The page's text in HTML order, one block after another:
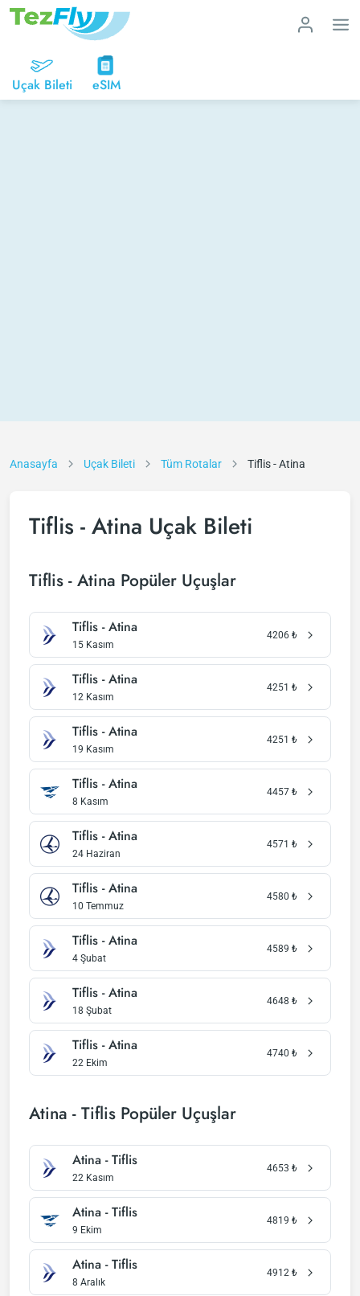
Uçak Bileti eSIM
Anasayfa Uçak Bileti Tüm Rotalar Tiflis - Atina
Tiflis - Atina Uçak Bileti
Tiflis - Atina Popüler Uçuşlar
Tiflis - Atina
15 Kasım
4206 ₺
Tiflis - Atina
12 Kasım
4251 ₺
Tiflis - Atina
19 Kasım
4251 ₺
Tiflis - Atina
8 Kasım
4457 ₺
Tiflis - Atina
24 Haziran
4571 ₺
Tiflis - Atina
10 Temmuz
4580 ₺
Tiflis - Atina
4 Şubat
4589 ₺
Tiflis - Atina
18 Şubat
4648 ₺
Tiflis - Atina
22 Ekim
4740 ₺
Atina - Tiflis Popüler Uçuşlar
Atina - Tiflis
22 Kasım
4653 ₺
Atina - Tiflis
9 Ekim
4819 ₺
Atina - Tiflis
8 Aralık
4912 ₺